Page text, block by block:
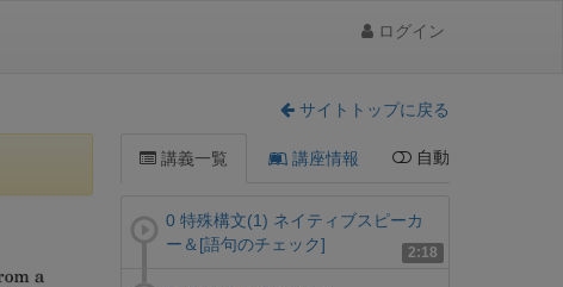
ログイン
サイトトップに戻る
講義一覧 講座情報 自動
2:18
0 特殊構文(1) ネイティブスピーカ
ー＆[語句のチェック]